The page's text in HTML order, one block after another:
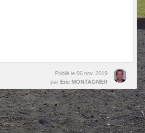
Publié le 06 nov. 2019
par Eric MONTAGNER